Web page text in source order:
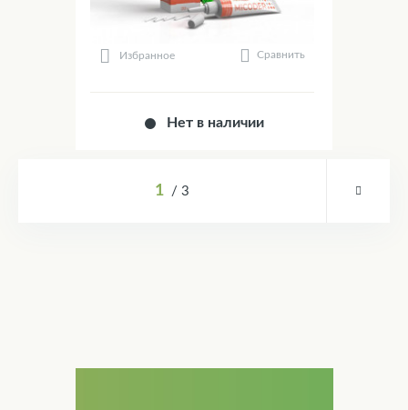
Избранное Сравнить
Нет в наличии
1 3